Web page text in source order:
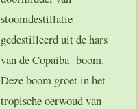
stoomdestillatie
gedestilleerd uit de hars
van de Copaiba boom.
Deze boom groet in het
tropische oerwoud van